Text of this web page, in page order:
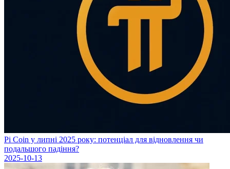
Pi Coin у липні 2025 року: потенціал для відновлення чи
подальшого падіння?
2025-10-13